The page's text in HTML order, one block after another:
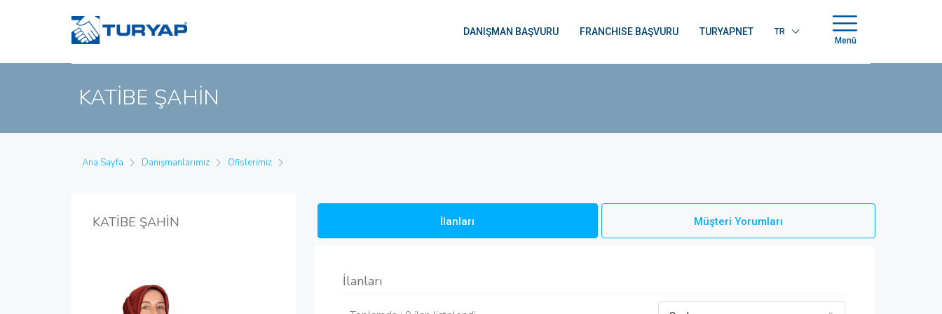
DANIŞMAN BAŞVURU FRANCHISE BAŞVURU TURYAPNET
TR
Menü
KATİBE ŞAHİN
Ana Sayfa Danışmanlarımız Ofislerimiz
KATİBE ŞAHİN İlanları Müşteri Yorumları
İlanları